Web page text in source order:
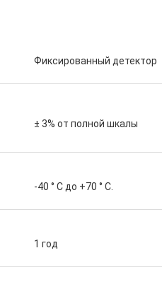
Фиксированный детектор
± 3% от полной шкалы
-40 ° C до +70 ° C.
1 год